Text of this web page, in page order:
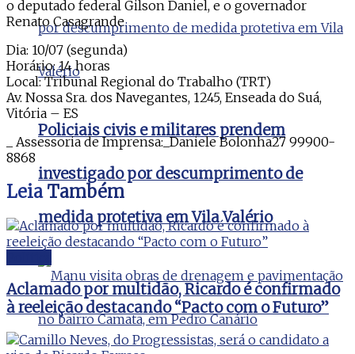
Policiais civis e militares prendem
investigado por descumprimento de
medida protetiva em Vila Valério
o deputado federal Gilson Daniel, e o governador
Renato Casagrande
Dia: 10/07 (segunda)
Horário: 14 horas
Local: Tribunal Regional do Trabalho (TRT)
Av. Nossa Sra. dos Navegantes, 1245, Enseada do Suá,
Vitória – ES
_ Assessoria de Imprensa:_Daniele Bolonha27 99900-
8868
LeiaTambém
Aclamado por multidão, Ricardo é confirmado
à reeleição destacando “Pacto com o Futuro”